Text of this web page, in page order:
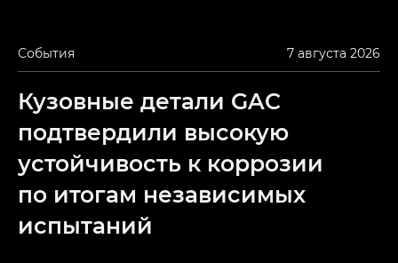
События 7 августа 2026
Кузовные детали GAC
подтвердили высокую
устойчивость к коррозии
по итогам независимых
испытаний